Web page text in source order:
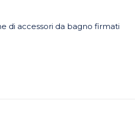
di accessori da bagno firmati